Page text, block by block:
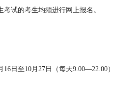
试的考生均须进行网上报名。
16日至10月27日（每天9:00—22:00